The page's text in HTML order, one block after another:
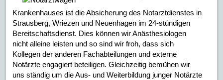
Krankenhauses ist die Absicherung des Notarztdienstes in
Strausberg, Wriezen und Neuenhagen im 24-stündigen
Bereitschaftsdienst. Dies können wir Anästhesiologen
nicht alleine leisten und so sind wir froh, dass sich
Kollegen der anderen Fachabteilungen und externe
Notärzte engagiert beteiligen. Gleichzeitig bemühen wir
uns ständig um die Aus- und Weiterbildung junger Notärzte